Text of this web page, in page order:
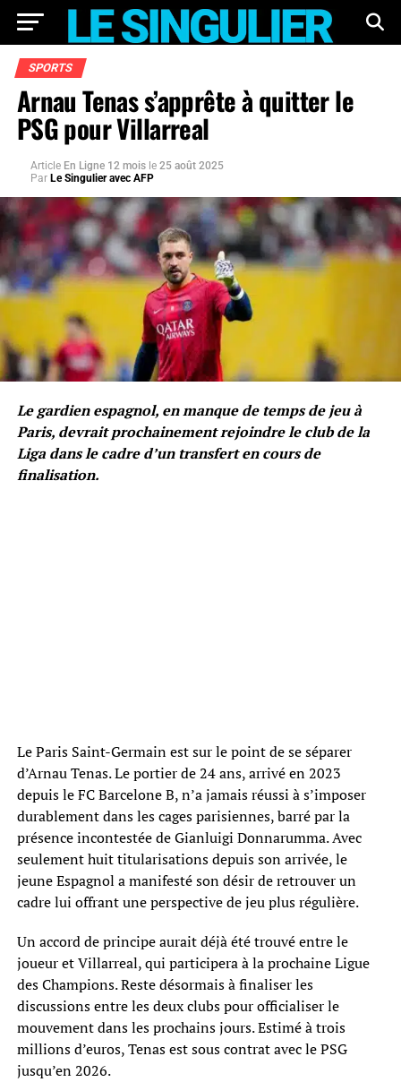
SPORTS
Arnau Tenas s’apprête à quitter le
PSG pour Villarreal
Article En Ligne 12 mois le 25 août 2025
Par Le Singulier avec AFP
Le gardien espagnol, en manque de temps de jeu à
Paris, devrait prochainement rejoindre le club de la
Liga dans le cadre d’un transfert en cours de
finalisation.
Le Paris Saint-Germain est sur le point de se séparer
d’Arnau Tenas. Le portier de 24 ans, arrivé en 2023
depuis le FC Barcelone B, n’a jamais réussi à s’imposer
durablement dans les cages parisiennes, barré par la
présence incontestée de Gianluigi Donnarumma. Avec
seulement huit titularisations depuis son arrivée, le
jeune Espagnol a manifesté son désir de retrouver un
cadre lui offrant une perspective de jeu plus régulière.
Un accord de principe aurait déjà été trouvé entre le
joueur et Villarreal, qui participera à la prochaine Ligue
des Champions. Reste désormais à finaliser les
discussions entre les deux clubs pour officialiser le
mouvement dans les prochains jours. Estimé à trois
millions d’euros, Tenas est sous contrat avec le PSG
jusqu’en 2026.